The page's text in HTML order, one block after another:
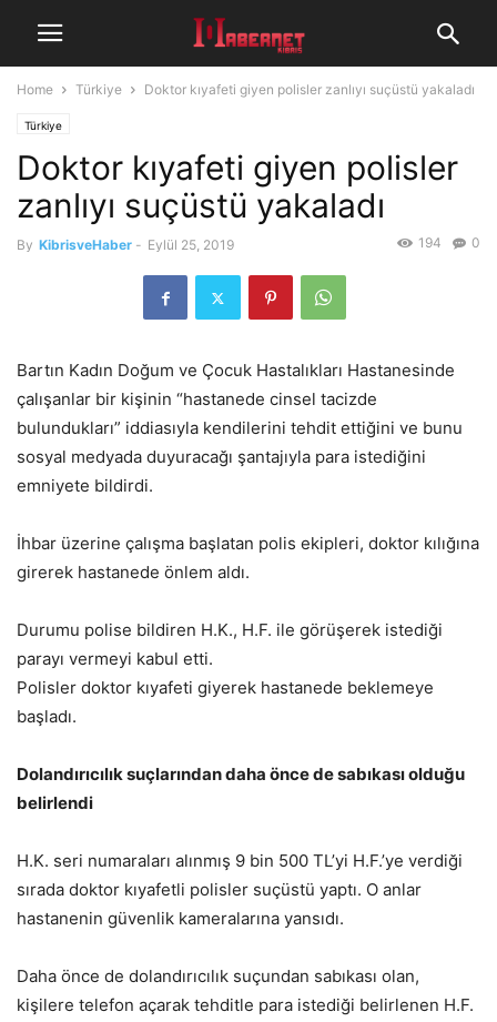
Home Türkiye Doktor kıyafeti giyen polisler zanlıyı suçüstü yakaladı
Türkiye
Doktor kıyafeti giyen polisler
zanlıyı suçüstü yakaladı
By KibrisveHaber - Eylül 25, 2019 0
194
Bartın Kadın Doğum ve Çocuk Hastalıkları Hastanesinde
çalışanlar bir kişinin “hastanede cinsel tacizde
bulundukları” iddiasıyla kendilerini tehdit ettiğini ve bunu
sosyal medyada duyuracağı şantajıyla para istediğini
emniyete bildirdi.
İhbar üzerine çalışma başlatan polis ekipleri, doktor kılığına
girerek hastanede önlem aldı.
Durumu polise bildiren H.K., H.F. ile görüşerek istediği
parayı vermeyi kabul etti.
Polisler doktor kıyafeti giyerek hastanede beklemeye
başladı.
Dolandırıcılık suçlarından daha önce de sabıkası olduğu
belirlendi
H.K. seri numaraları alınmış 9 bin 500 TL’yi H.F.’ye verdiği
sırada doktor kıyafetli polisler suçüstü yaptı. O anlar
hastanenin güvenlik kameralarına yansıdı.
Daha önce de dolandırıcılık suçundan sabıkası olan,
kişilere telefon açarak tehditle para istediği belirlenen H.F.